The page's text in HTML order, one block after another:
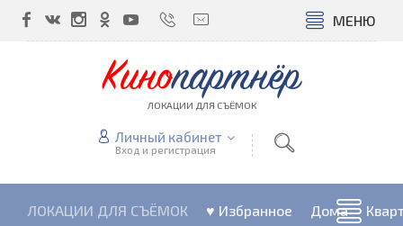
МЕНЮ
Кинопартнёр
ЛОКАЦИИ ДЛЯ СЪЁМОК
Личный кабинет
Вход и регистрация
ЛОКАЦИИ ДЛЯ СЪЁМОК ♥ Избранное Дома